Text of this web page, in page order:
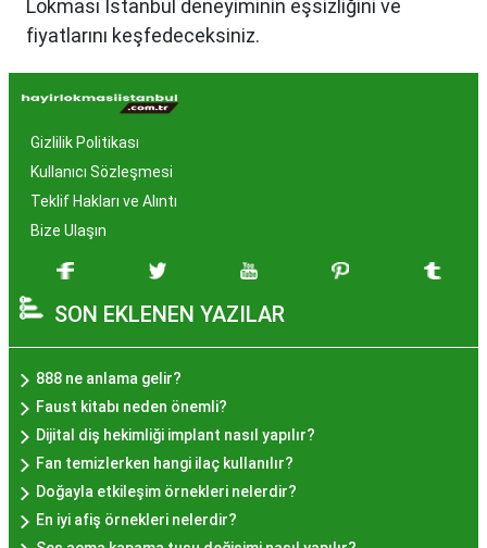
Lokması İstanbul deneyiminin eşsizliğini ve
fiyatlarını keşfedeceksiniz.
Hayır Lokması İstanbul'da
Neden Popüler?
İstanbul, tarih ve kültür mirasıyla öne çıkan bir
şehir olmasıyla birlikte, geleneksel lezzetlerle de
zenginleşmiştir. Hayır lokması, özel günlerde
hazırlanan ve lezzetiyle damaklarda unutulmaz
izler bırakan bir tatlıdır. İstanbul'da popüler
olmasının arkasında bu eşsiz lezzetin herkesi
cezbetmesi ve geleneksel dokunuşlarla
hazırlanması yatmaktadır.
Hayır Lokması İstanbul'da
Nerede Bulunur?
İstanbul genelinde birçok yerel işletme ve
Gizlilik Politikası
Kullanıcı Sözleşmesi
Teklif Hakları ve Alıntı
Bize Ulaşın
SON EKLENEN YAZILAR
888 ne anlama gelir?
Faust kitabı neden önemli?
Dijital diş hekimliği implant nasıl yapılır?
Fan temizlerken hangi ilaç kullanılır?
Doğayla etkileşim örnekleri nelerdir?
En iyi afiş örnekleri nelerdir?